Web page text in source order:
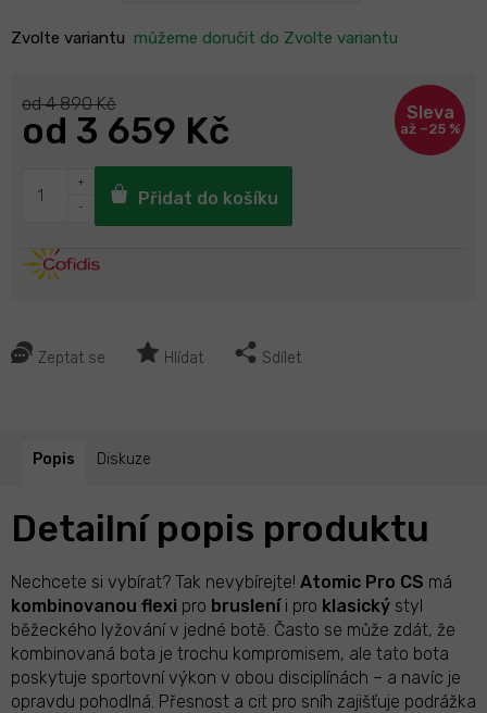
Zvolte variantu můžeme doručit do Zvolte variantu
Zeptat se Hlídat Sdílet
od 4 890 Kč
od 3 659 Kč až –25 %
Přidat do košíku
Popis Diskuze
Detailní popis produktu
Nechcete si vybírat? Tak nevybírejte! Atomic Pro CS má
kombinovanou flexi pro brusleníi pro klasický styl
běžeckého lyžování v jedné botě. Často se může zdát, že
kombinovaná bota je trochu kompromisem, ale tato bota
poskytuje sportovní výkon v obou disciplínách – a navíc je
opravdu pohodlná. Přesnost a cit pro sníh zajišťuje podrážka